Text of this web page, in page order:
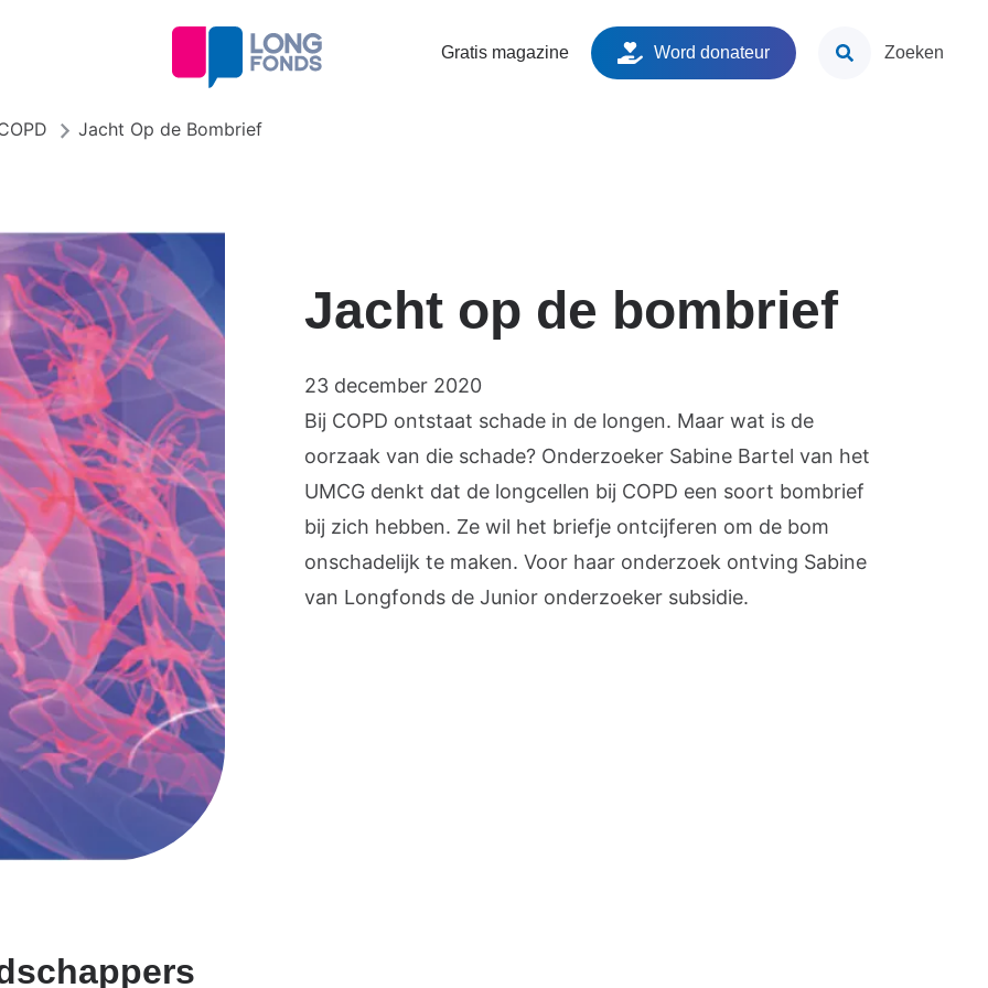
Gratis magazine Word donateur Zoeken
Jacht Op de Bombrief
Jacht op de bombrief
23 december 2020
Bij COPD ontstaat schade in de longen. Maar wat is de
oorzaak van die schade? Onderzoeker Sabine Bartel van het
UMCG denkt dat de longcellen bij COPD een soort bombrief
bij zich hebben. Ze wil het briefje ontcijferen om de bom
onschadelijk te maken. Voor haar onderzoek ontving Sabine
van Longfonds de Junior onderzoeker subsidie.